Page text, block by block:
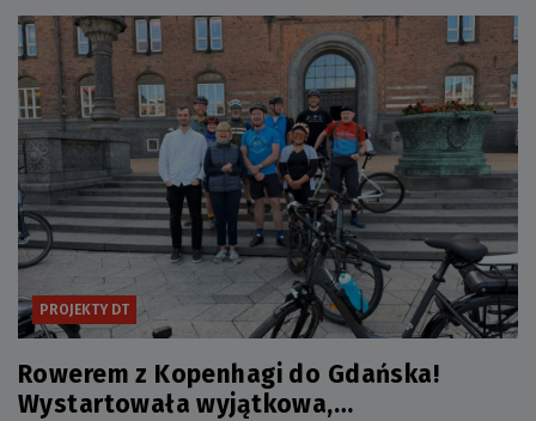
PROJEKTY DT
Rowerem z Kopenhagi do Gdańska!
Wystartowała wyjątkowa,